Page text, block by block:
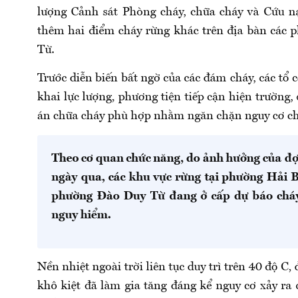
lượng Cảnh sát Phòng cháy, chữa cháy và Cứu
thêm hai điểm cháy rừng khác trên địa bàn các
Từ.
Trước diễn biến bất ngờ của các đám cháy, các
khai lực lượng, phương tiện tiếp cận hiện trường,
án chữa cháy phù hợp nhằm ngăn chặn nguy cơ
Theo cơ quan chức năng, do ảnh hưởng của
ngày qua, các khu vực rừng tại phường Hải
phường Đào Duy Từ đang ở cấp dự báo
nguy hiểm.
Nền nhiệt ngoài trời liên tục duy trì trên 40 độ C,
khô kiệt đã làm gia tăng đáng kể nguy cơ xảy